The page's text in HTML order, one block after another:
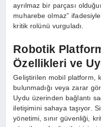
ayrılmaz bir parçası
muharebe olmaz”
kritik rolünü vurguladı.
Robotik
Özellikleri ve
Geliştirilen mobil platform,
bulunmadığı veya zarar
Uydu üzerinden bağlantı
iletişimini sahaya taşıyor.
yönetimi, sınır güvenliği,